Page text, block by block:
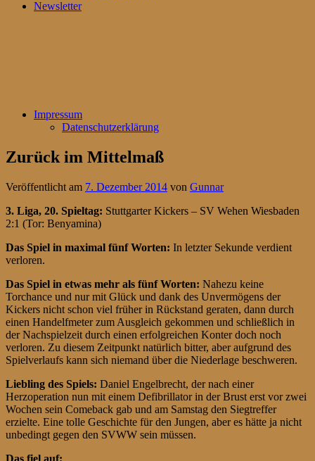
Newsletter
Impressum
Datenschutzerklärung
Zurück im Mittelmaß
Veröffentlicht am 7. Dezember 2014 von Gunnar
3. Liga, 20. Spieltag: Stuttgarter Kickers – SV Wehen Wiesbaden
2:1 (Tor: Benyamina)
Das Spiel in maximal fünf Worten: In letzter Sekunde verdient
verloren.
Das Spiel in etwas mehr als fünf Worten: Nahezu keine
Torchance und nur mit Glück und dank des Unvermögens der
Kickers nicht schon viel früher in Rückstand geraten, dann durch
einen Handelfmeter zum Ausgleich gekommen und schließlich in
der Nachspielzeit durch einen erfolgreichen Konter doch noch
verloren. Zu diesem Zeitpunkt natürlich bitter, aber aufgrund des
Spielverlaufs kann sich niemand über die Niederlage beschweren.
Liebling des Spiels: Daniel Engelbrecht, der nach einer
Herzoperation nun mit einem Defibrillator in der Brust erst vor zwei
Wochen sein Comeback gab und am Samstag den Siegtreffer
erzielte. Eine tolle Geschichte für den Jungen, aber es hätte ja nicht
unbedingt gegen den SVWW sein müssen.
Das fiel auf: